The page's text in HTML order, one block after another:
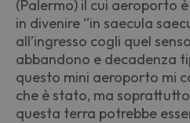
(Palermo) il cui aeroporto
in divenire “in saecula
all’ingresso cogli quel
abbandono e decadenza
questo mini aeroporto mi
che è stato, ma
questa terra potrebbe